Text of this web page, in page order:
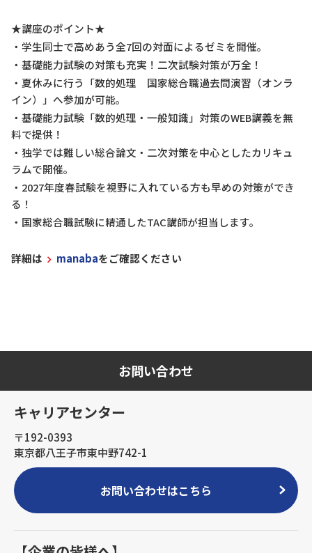
★講座のポイント★
・学生同士で高めあう全7回の対面によるゼミを開催。
・基礎能力試験の対策も充実！二次試験対策が万全！
・夏休みに行う「数的処理 国家総合職過去問演習（オンラ
イン）」へ参加が可能。
・基礎能力試験「数的処理・一般知識」対策のWEB講義を無
料で提供！
・独学では難しい総合論文・二次対策を中心としたカリキュ
ラムで開催。
・ 2027年度春試験を視野に入れている方も早めの対策ができ
る！
・国家総合職試験に精通したTAC講師が担当します。
詳細は manabaをご確認ください
お問い合わせ
キャリアセンター
〒192-0393
東京都八王子市東中野742-1
お問い合わせはこちら